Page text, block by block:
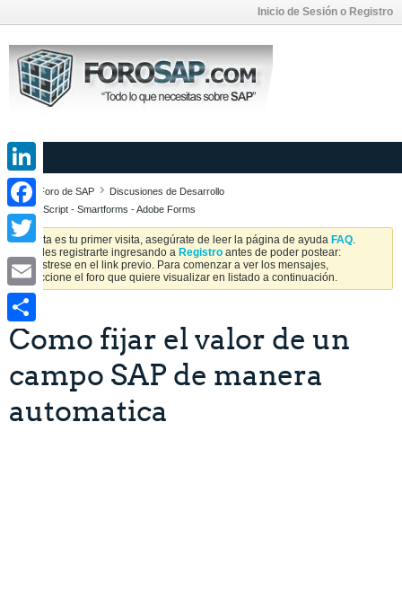
Inicio de Sesión o Registro
Foro de SAP
Discusiones de Desarrollo
SAPScript - Smartforms - Adobe Forms
Si esta es tu primer visita, asegúrate de leer la página de ayuda FAQ.
Puedes registrarte ingresando a Registro antes de poder postear:
Regístrese en el link previo. Para comenzar a ver los mensajes,
seleccione el foro que quiere visualizar en listado a continuación.
Como fijar el valor de un
campo SAP de manera
automatica
LinkedIn
Facebook
Twitter
Email
Share